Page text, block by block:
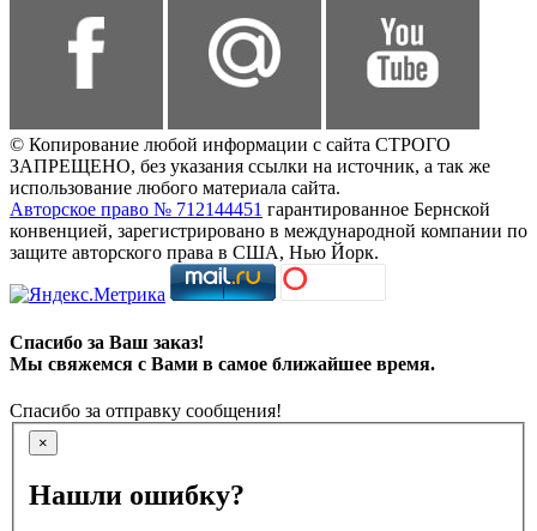
© Копирование любой информации с сайта СТРОГО
ЗАПРЕЩЕНО, без указания ссылки на источник, а так же
использование любого материала сайта.
Авторское право № 712144451 гарантированное Бернской
конвенцией, зарегистрировано в международной компании по
защите авторского права в США, Нью Йорк.
Спасибо за Ваш заказ!
Мы свяжемся с Вами в самое ближайшее время.
Спасибо за отправку сообщения!
×
Нашли ошибку?